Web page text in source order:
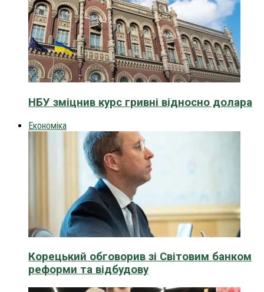
НБУ зміцнив курс гривні відносно долара
Економіка
Корецький обговорив зі Світовим банком
реформи та відбудову